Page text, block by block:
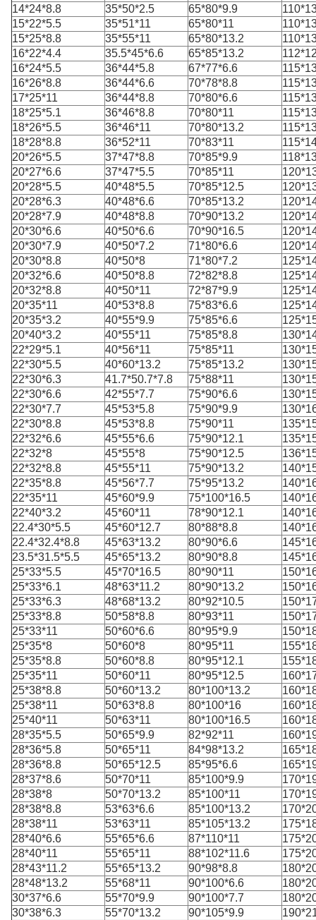
14*24*8.8
35*50*2.5 65*80*9.9
15*22*5.5
35*51*11 65*80*11
15*25*8.8
35*55*11 65*80*13.2
16*22*4.4
35.5*45*6.6 65*85*13.2
16*24*5.5
36*44*5.8 67*77*6.6
16*26*8.8
36*44*6.6 70*78*8.8
17*25*11
36*44*8.8 70*80*6.6
18*25*5.1
36*46*8.8 70*80*11
18*26*5.5
36*46*11 70*80*13.2
18*28*8.8
36*52*11 70*83*11
20*26*5.5
37*47*8.8 70*85*9.9
20*27*6.6
37*47*5.5 70*85*11
20*28*5.5
40*48*5.5 70*85*12.5
20*28*6.3
40*48*6.6 70*85*13.2
20*28*7.9
40*48*8.8 70*90*13.2
20*30*6.6
40*50*6.6 70*90*16.5
20*30*7.9
40*50*7.2 71*80*6.6
20*30*8.8
40*50*8 71*80*7.2
20*32*6.6
40*50*8.8 72*82*8.8
20*32*8.8
40*50*11 72*87*9.9
20*35*11
40*53*8.8 75*83*6.6
20*35*3.2
40*55*9.9 75*85*6.6
20*40*3.2
40*55*11 75*85*8.8
22*29*5.1
40*56*11 75*85*11
22*30*5.5
40*60*13.2 75*85*13.2
22*30*6.3
41.7*50.7*7.8 75*88*11
22*30*6.6
42*55*7.7 75*90*6.6
22*30*7.7
45*53*5.8 75*90*9.9
22*30*8.8
45*53*8.8 75*90*11
22*32*6.6
45*55*6.6 75*90*12.1
22*32*8
45*55*8 75*90*12.5
22*32*8.8
45*55*11 75*90*13.2
22*35*8.8
45*56*7.7 75*95*13.2
22*35*11
45*60*9.9 75*100*16.5
22*40*3.2
45*60*11 78*90*12.1
22.4*30*5.5
45*60*12.7 80*88*8.8
22.4*32.4*8.8
45*63*13.2 80*90*6.6
23.5*31.5*5.5
45*65*13.2 80*90*8.8
25*33*5.5
45*70*16.5 80*90*11
25*33*6.1
48*63*11.2 80*90*13.2
25*33*6.3
48*68*13.2 80*92*10.5
25*33*8.8
50*58*8.8 80*93*11
25*33*11
50*60*6.6 80*95*9.9
25*35*8
50*60*8 80*95*11
25*35*8.8
50*60*8.8 80*95*12.1
25*35*11
50*60*11 80*95*12.5
25*38*8.8
50*60*13.2 80*100*13.2
25*38*11
50*63*8.8 80*100*16
25*40*11
50*63*11 80*100*16.5
28*35*5.5
50*65*9.9 82*92*11
28*36*5.8
50*65*11 84*98*13.2
28*36*8.8
50*65*12.5 85*95*6.6
28*37*8.6
50*70*11 85*100*9.9
28*38*8
50*70*13.2 85*100*11
28*38*8.8
53*63*6.6 85*100*13.2
28*38*11
53*63*11 85*105*13.2
28*40*6.6
55*65*6.6 87*110*11
28*40*11
55*65*11 88*102*11.6
28*43*11.2
55*65*13.2 90*98*8.8
28*48*13.2
55*68*11 90*100*6.6
30*37*6.6
55*70*9.9 90*100*7.7
30*38*6.3
55*70*13.2 90*105*9.9